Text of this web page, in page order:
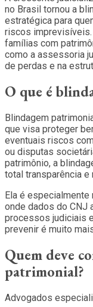
no Brasil tornou a
estratégica para
riscos
famílias com
como a assessoria
de perdas e na
O que é
Blindagem
que visa proteger
eventuais riscos
ou disputas
patrimônio, a
total transparência e
Ela é
onde dados do CNJ
processos judiciais
prevenir é muito
Quem deve
patrimonial?
Advogados